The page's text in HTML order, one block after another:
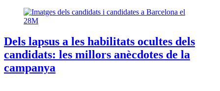
Dels lapsus a les habilitats ocultes dels
candidats: les millors anècdotes de la
campanya